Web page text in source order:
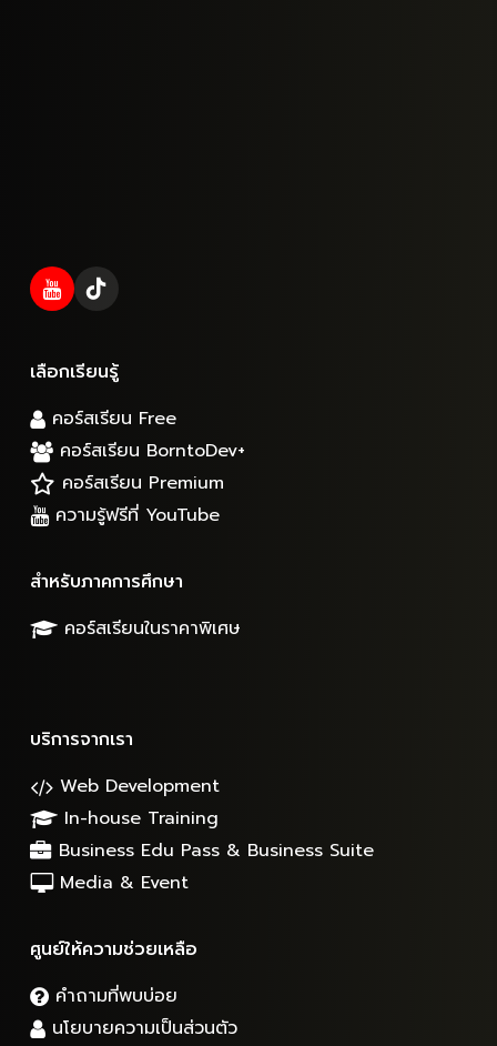
เลือกเรียนรู้
คอร์สเรียน Free
คอร์สเรียน BorntoDev+
คอร์สเรียน Premium
ความรู้ฟรีที่ YouTube
สำหรับภาคการศึกษา
คอร์สเรียนในราคาพิเศษ
บริการจากเรา
Web Development
In-house Training
Business Edu Pass & Business Suite
Media & Event
ศูนย์ให้ความช่วยเหลือ
คำถามที่พบบ่อย
นโยบายความเป็นส่วนตัว